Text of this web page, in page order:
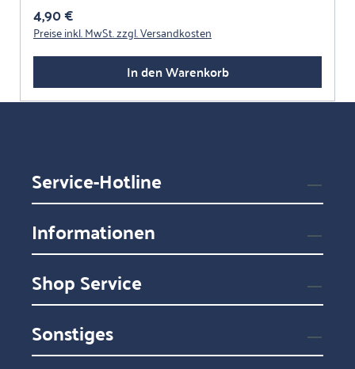
Regulärer Preis:
4,90 €
Preise inkl. MwSt. zzgl. Versandkosten
In den Warenkorb
Service-Hotline
Informationen
Shop Service
Sonstiges